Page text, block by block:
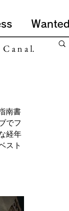
Wanted
南書
でフ
経年
スト
a n a l.